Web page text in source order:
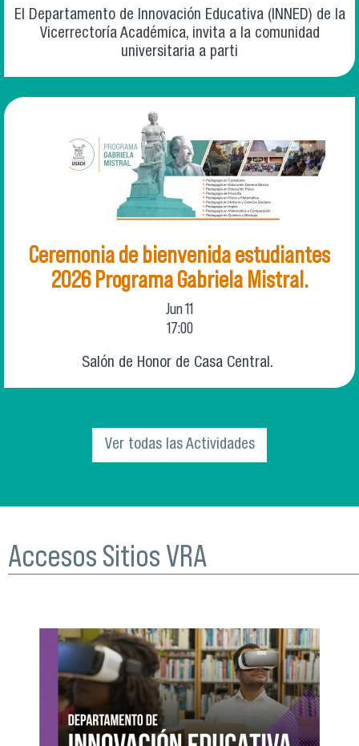
El Departamento de Innovación Educativa (INNED) de la
Vicerrectoría Académica, invita a la comunidad
universitaria a parti
Ceremonia de bienvenida estudiantes
2026 Programa Gabriela Mistral.
Jun11
17:00
Salón de Honor de Casa Central.
Ver todas las Actividades
Accesos Sitios VRA